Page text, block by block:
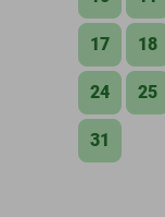
17 18
24 25
31